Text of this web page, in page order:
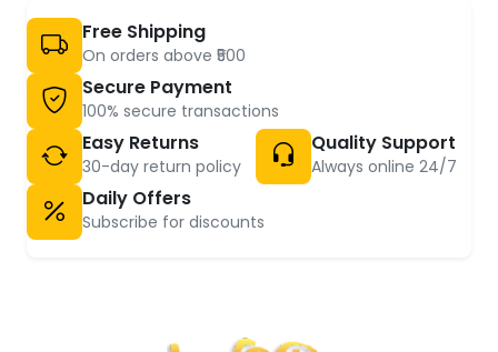
Free Shipping
On orders above ₹500
Secure Payment
100% secure transactions
Easy Returns
30-day return policy
Quality Support
Always online 24/7
Daily Offers
Subscribe for discounts